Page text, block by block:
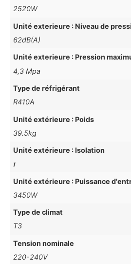
2520W
Unité exterieure : Niveau de
62dB(A)
Unité exterieure : Pression
4,3 Mpa
Type de réfrigérant
R410A
Unité extérieure : Poids
39.5kg
Unité extérieure : Isolation
ɪ
Unité extérieure : Puissance
3450W
Type de climat
T3
Tension nominale
220-240V